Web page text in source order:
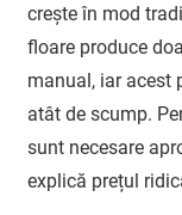
crește în mod
floare produce
manual, iar acest
atât de scump.
sunt necesare
explică prețul